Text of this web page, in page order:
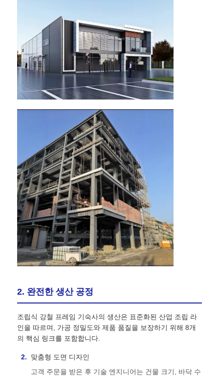
조립식 강철 구조
강철 구조 창고
철강 구조 워크숍
철강 구조 구조
강철 프레임 빌딩
철골 구조물 제작
강철 건축 자재
소집
말집
강철 차고
2. 완전한 생산 공정
조립식 강철 프레임 기숙사의 생산은 표준화된 산업 조립 라
인을 따르며, 가공 정밀도와 제품 품질을 보장하기 위해 8개
의 핵심 링크를 포함합니다.
맞춤형 도면 디자인
고객 주문을 받은 후 기술 엔지니어는 건물 크기, 바닥 수